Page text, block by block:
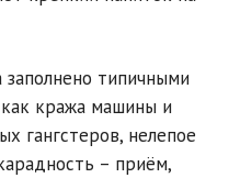
типичными
кража машины и
гангстеров, нелепое
– приём,